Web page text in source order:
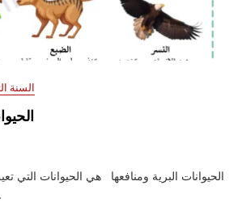
السنة
الحيوانات البرية ومنافعها هي الحيوانات التي